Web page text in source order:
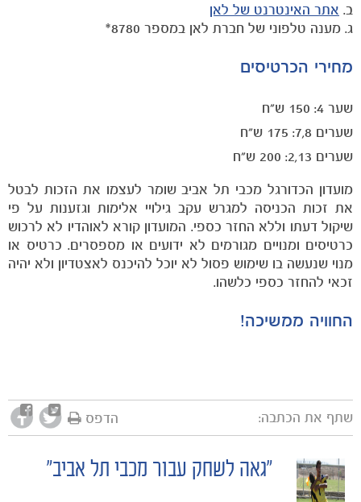
ב. אתר האינטרנט של לאן
ג. מענה טלפוני של חברת לאן במספר 8780*
מחירי הכרטיסים
שער 4: 150 ש"ח
שערים 7,8: 175 ש"ח
שערים 2,13: 200 ש"ח
מועדון הכדורגל מכבי תל אביב שומר לעצמו את הזכות לבטל
את זכות הכניסה למגרש עקב גילויי אלימות וגזענות על פי
שיקול דעתו וללא החזר כספי. המועדון קורא לאוהדיו לא לרכוש
כרטיסים ומנויים מגורמים לא ידועים או מספסרים. כרטיס או
מנוי שנעשה בו שימוש פסול לא יוכל להיכנס לאצטדיון ולא יהיה
זכאי להחזר כספי כלשהו.
החוויה ממשיכה!
שתף את הכתבה: הדפס
POST "גאה לשחק עבור מכבי תל אביב"